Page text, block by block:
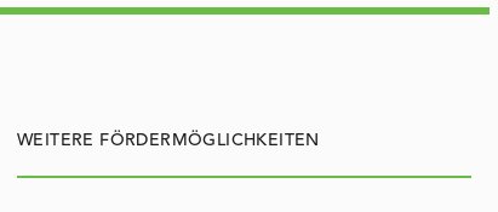
WEITERE FÖRDERMÖGLICHKEITEN